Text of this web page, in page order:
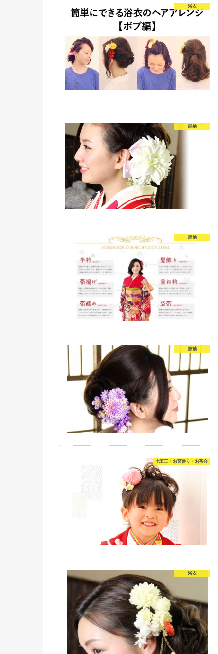
浴衣
振袖
振袖
振袖
七五三・お宮参り・お茶会
浴衣